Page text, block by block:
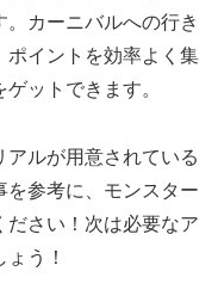
カーニバルへの行き
ポイントを効率よく集
ットできます。
ルが用意されている
参考に、モンスター
ださい！次は必要なア
う！